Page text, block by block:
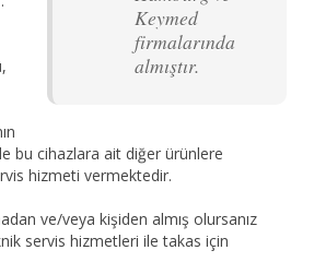
Keymed
firmalarında
almıştır.
bu cihazlara ait diğer ürünlere
hizmeti vermektedir.
ve/veya kişiden almış olursanız
servis hizmetleri ile takas için